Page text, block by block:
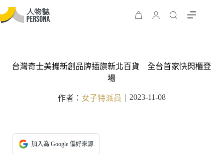
台灣奇士美攜新創品牌插旗新北百貨 全台首家快閃櫃登
場
作者： 女子特派員 2023-11-08
加入為 Google 偏好來源